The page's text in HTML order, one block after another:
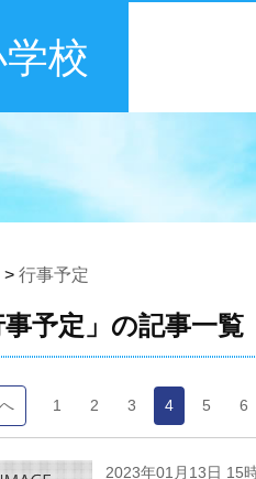
校
> 行事予定
事予定」の記事一覧
1 2 3 4 5 6
2023年01月13日 15